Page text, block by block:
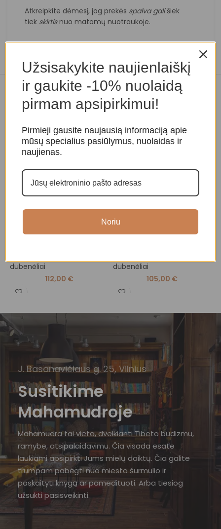
Atkreipkite dėmesį, jog prekės spalva gališiek
tiek skirtisnuo matomų nuotraukoje.
Panašios prekės
dubenėliai
112,00 €
Tibeto dainuojantis
dubenėliai
105,00 €
J. Basanavičiaus g. 25, Vilnius
Susitikime
Mahamudroje
Mahamudra tai vieta, dvelkianti Tibeto budizmu,
ramybe, atsipalaidavimu. Čia visada esate
laukiami apsipirkti Jums mielų daiktų. Čia galite
trumpam pabėgti nuo miesto šurmulio ir
paskaityti knygą ar pamedituoti. Arba tiesiog
užsukti pasisveikinti.
Užsisakykite naujienlaiškį
ir gaukite -10% nuolaidą
pirmam apsipirkimui!
Pirmieji gausite naujausią informaciją apie
mūsų specialius pasiūlymus, nuolaidas ir
naujienas.
Noriu